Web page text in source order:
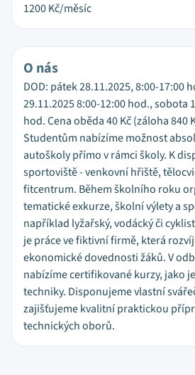
1200Kč/měsíc
O nás
DOD: pátek 28.11.2025, 8:00-17:00
29.11.2025 8:00-12:00 hod., sobota
hod. Cena oběda 40 Kč (záloha 840
Studentům nabízíme možnost
autoškoly přímo v rámci školy. K
sportoviště - venkovní hřiště,
fitcentrum. Během školního roku
tematické exkurze, školní výlety a
například lyžařský, vodácký či
je práce ve fiktivní firmě, která
ekonomické dovednosti žáků. V
nabízíme certifikované kurzy, jako
techniky. Disponujeme vlastní
zajišťujeme kvalitní praktickou
technických oborů.